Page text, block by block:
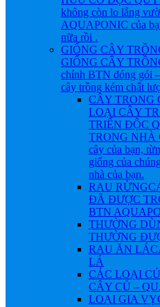
không còn lo lắng
AQUAPONIC của
nữa rồi .
GIỐNG CÂY
GIỐNG CÂY
chính BTN đóng gói
cây trồng kém chất
CÂY TRONG
LOẠI CÂY
TRIỂN ĐỘC
TRONG NHÀ
cây của bạn,
giống của
nhà của bạn.
RAU RỪNG
ĐÃ ĐƯỢC
BTN
THƯỜNG
THƯỜNG
RAU ĂN LÁ
LÁ
CÁC LOẠI
CÂY CỦ –
LOẠI GIA VỴ